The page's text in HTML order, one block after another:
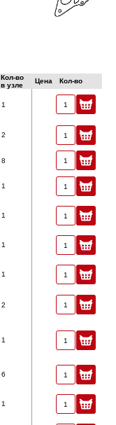
Кол-во
в узле
Цена Кол-во
1
2
8
1
1
1
1
2
1
6
1